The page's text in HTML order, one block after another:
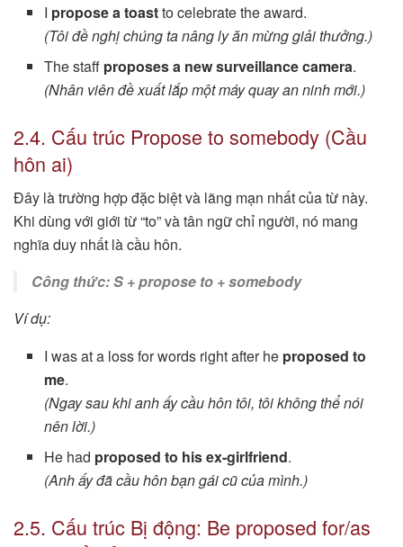
I propose a toastto celebrate the award.
(Tôi đề nghị chúng ta nâng ly ăn mừng giải thưởng.)
The staff proposes a new surveillance camera.
(Nhân viên đề xuất lắp một máy quay an ninh mới.)
2.4. Cấu trúc Propose to somebody (Cầu
hôn ai)
Đây là trường hợp đặc biệt và lãng mạn nhất của từ này.
Khi dùng với giới từ “to” và tân ngữ chỉ người, nó mang
nghĩa duy nhất là cầu hôn.
Công thức: S + propose to + somebody
Ví dụ:
I was at a loss for words right after he proposed to
me.
(Ngay sau khi anh ấy cầu hôn tôi, tôi không thể nói
nên lời.)
He had proposed to his ex-girlfriend.
(Anh ấy đã cầu hôn bạn gái cũ của mình.)
2.5. Cấu trúc Bị động: Be proposed for/as